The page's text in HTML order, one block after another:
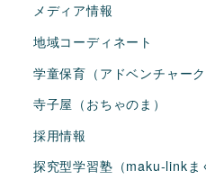
メディア情報
地域コーディネート
学童保育（アドベンチャーク
寺子屋（おちゃのま）
採用情報
探究型学習塾（maku-linkま